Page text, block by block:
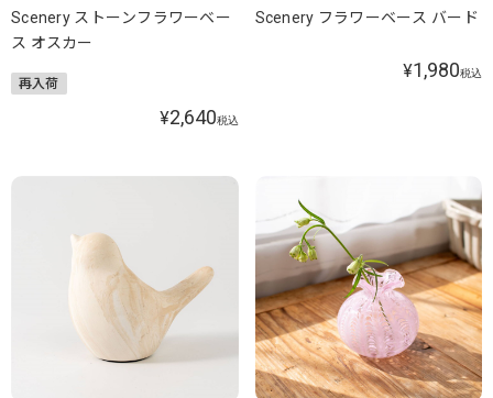
Scenery ストーンフラワーベー
ス オスカー
再入荷
¥2,640税込
Scenery フラワーベース バード
¥1,980税込